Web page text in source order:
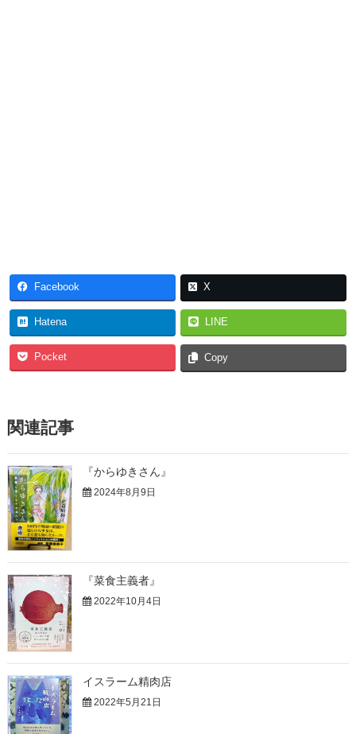
Facebook X
Hatena LINE
Pocket Copy
関連記事
『からゆきさん』
2024年8月9日
『菜食主義者』
2022年10月4日
イスラーム精肉店
2022年5月21日